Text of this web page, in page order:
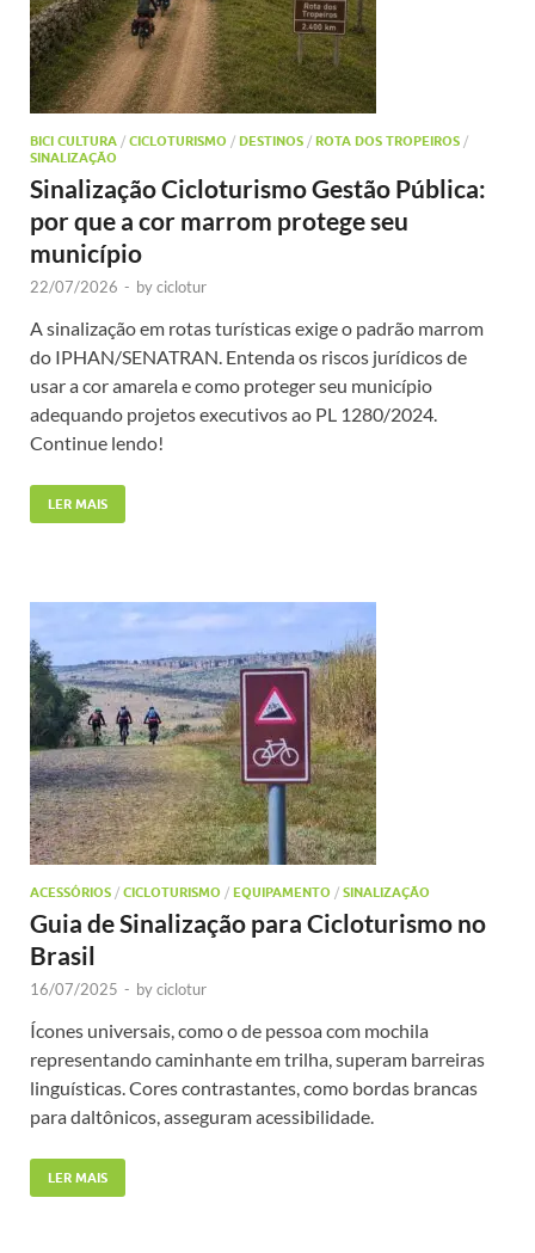
BICI CULTURA / CICLOTURISMO / DESTINOS / ROTA DOS TROPEIROS /
SINALIZAÇÃO
Sinalização Cicloturismo Gestão Pública:
por que a cor marrom protege seu
município
22/07/2026 - byciclotur
A sinalização em rotas turísticas exige o padrão marrom
do IPHAN/SENATRAN. Entenda os riscos jurídicos de
usar a cor amarela e como proteger seu município
adequando projetos executivos ao PL 1280/2024.
Continue lendo!
LER MAIS
ACESSÓRIOS / CICLOTURISMO / EQUIPAMENTO / SINALIZAÇÃO
Guia de Sinalização para Cicloturismo no
Brasil
16/07/2025 - byciclotur
Ícones universais, como o de pessoa com mochila
representando caminhante em trilha, superam barreiras
linguísticas. Cores contrastantes, como bordas brancas
para daltônicos, asseguram acessibilidade.
LER MAIS